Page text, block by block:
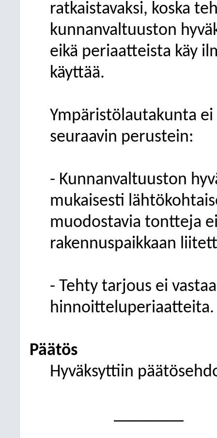
ratkaistavaksi, koska
kunnanvaltuuston
eikä periaatteista käy
käyttää.
Ympäristölautakunta
seuraavin perustein:
- Kunnanvaltuuston
mukaisesti
muodostavia tontteja
rakennuspaikkaan
- Tehty tarjous ei
hinnoitteluperiaatteita.
Päätös
Hyväksyttiin